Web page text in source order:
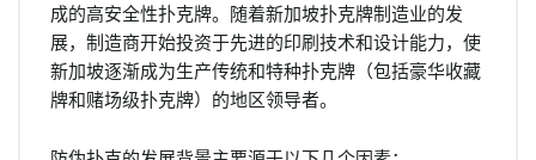
成的高安全性扑克牌。随着新加坡扑克牌制造业的发
展，制造商开始投资于先进的印刷技术和设计能力，使
新加坡逐渐成为生产传统和特种扑克牌（包括豪华收藏
牌和赌场级扑克牌）的地区领导者。